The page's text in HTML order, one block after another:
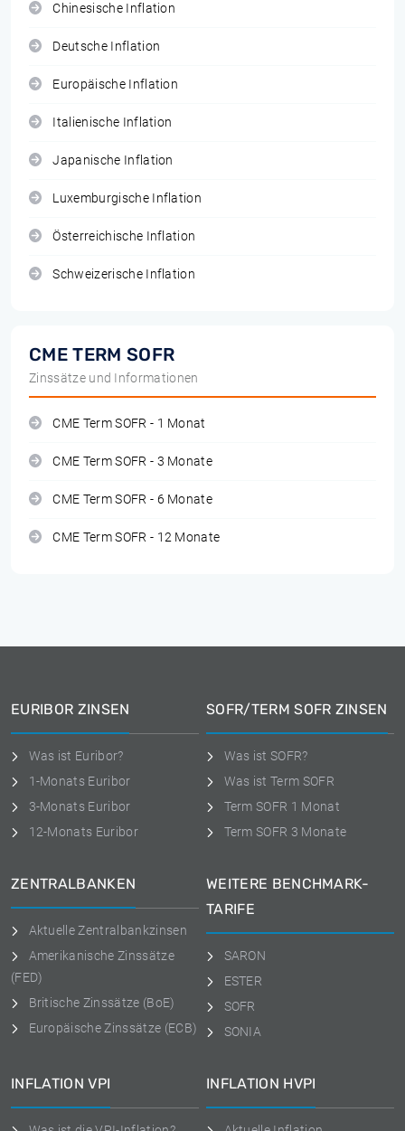
Chinesische Inflation
Deutsche Inflation
Europäische Inflation
Italienische Inflation
Japanische Inflation
Luxemburgische Inflation
Österreichische Inflation
Schweizerische Inflation
CME TERM SOFR
Zinssätze und Informationen
CME Term SOFR - 1 Monat
CME Term SOFR - 3 Monate
CME Term SOFR - 6 Monate
CME Term SOFR - 12 Monate
EURIBOR ZINSEN
Was ist Euribor?
1-Monats Euribor
3-Monats Euribor
12-Monats Euribor
SOFR/TERM SOFR ZINSEN
Was ist SOFR?
Was ist Term SOFR
Term SOFR 1 Monat
Term SOFR 3 Monate
ZENTRALBANKEN
Aktuelle Zentralbankzinsen
Amerikanische Zinssätze
(FED)
Britische Zinssätze (BoE)
Europäische Zinssätze (ECB)
WEITERE BENCHMARK-
TARIFE
SARON
ESTER
SOFR
SONIA
INFLATION VPI INFLATION HVPI